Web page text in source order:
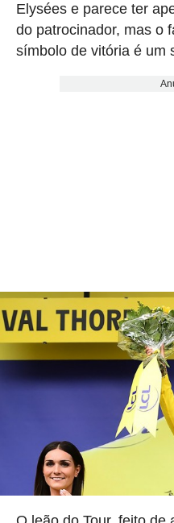
Elysées e parece ter
do patrocinador, mas o
símbolo de vitória é um